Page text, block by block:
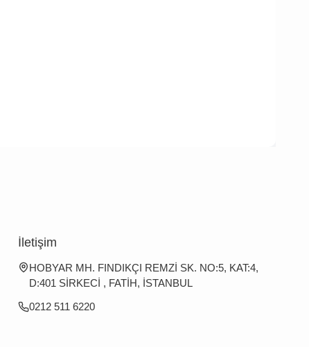
İletişim
HOBYAR MH. FINDIKÇI REMZİ SK. NO:5, KAT:4,
D:401 SİRKECİ , FATİH, İSTANBUL
0212 511 6220